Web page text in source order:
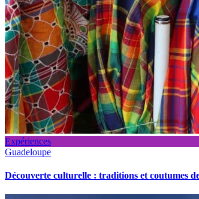
Expériences
Guadeloupe
Découverte culturelle : traditions et coutumes